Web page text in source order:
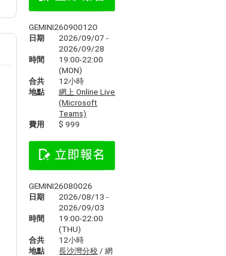
GEMINI26090012O
日期
2026/09/07 -
2026/09/28
時間
19:00-22:00
(MON)
合共
12小時
地點
網上 Online Live
(Microsoft
Teams)
費用
$ 999
GEMINI26080026
日期
2026/08/13 -
2026/09/03
時間
19:00-22:00
(THU)
合共
12小時
地點
長沙灣分校 / 網